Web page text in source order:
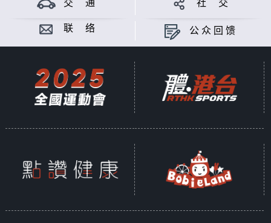
交 通 社 交
联 络 公众回馈